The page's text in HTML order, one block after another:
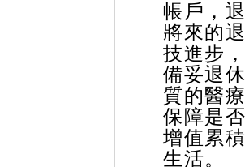
帳戶，
將來的
技進步
備妥退
質的醫
保障是
增值累
生活。